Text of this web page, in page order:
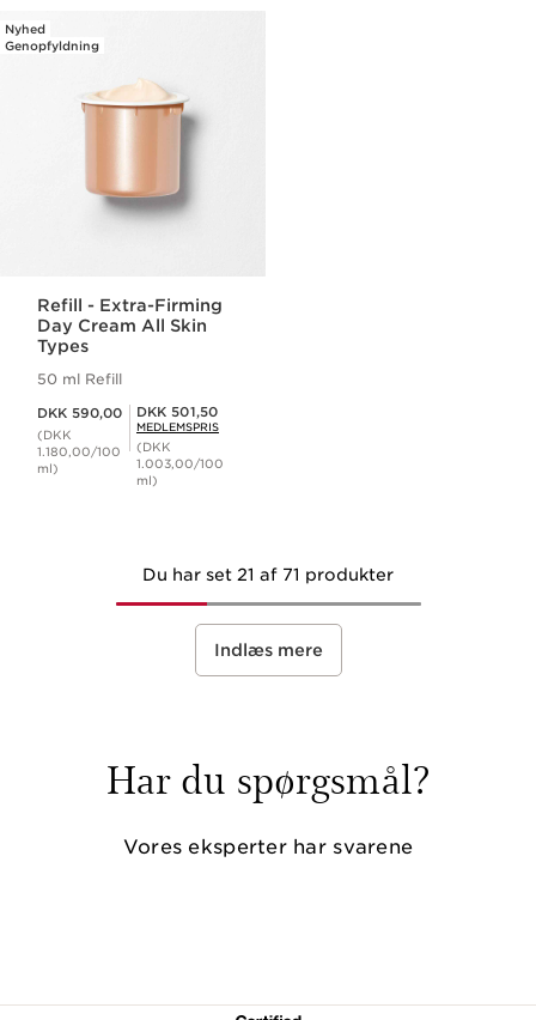
Nyhed
Genopfyldning
Refill - Extra-Firming
Day Cream All Skin
Types
50 ml Refill
DKK 590,00
(DKK
1.180,00/100
ml)
Medlemspris DKK 501,50
DKK 501,50
MEDLEMSPRIS
(DKK
1.003,00/100
ml)
Du har set 21 af 71 produkter
Indlæs mere
Har du spørgsmål?
Vores eksperter har svarene